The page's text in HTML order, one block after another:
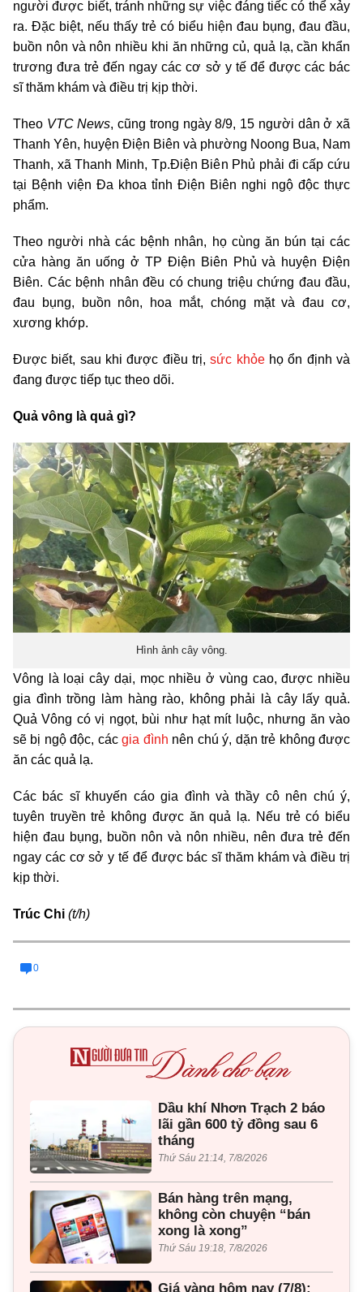
người được biết, tránh những sự việc đáng tiếc có thể xảy
ra. Đặc biệt, nếu thấy trẻ có biểu hiện đau bụng, đau đầu,
buồn nôn và nôn nhiều khi ăn những củ, quả lạ, cần khẩn
trương đưa trẻ đến ngay các cơ sở y tế để được các bác
sĩ thăm khám và điều trị kịp thời.
Theo VTC News, cũng trong ngày 8/9, 15 người dân ở xã
Thanh Yên, huyện Điện Biên và phường Noong Bua, Nam
Thanh, xã Thanh Minh, Tp.Điện Biên Phủ phải đi cấp cứu
tại Bệnh viện Đa khoa tỉnh Điện Biên nghi ngộ độc thực
phẩm.
Theo người nhà các bệnh nhân, họ cùng ăn bún tại các
cửa hàng ăn uống ở TP Điện Biên Phủ và huyện Điện
Biên. Các bệnh nhân đều có chung triệu chứng đau đầu,
đau bụng, buồn nôn, hoa mắt, chóng mặt và đau cơ,
xương khớp.
Được biết, sau khi được điều trị,sức khỏehọ ổn định và
đang được tiếp tục theo dõi.
Quả vông là quả gì?
Hình ảnh cây vông.
Vông là loại cây dại, mọc nhiều ở vùng cao, được nhiều
gia đình trồng làm hàng rào, không phải là cây lấy quả.
Quả Vông có vị ngọt, bùi như hạt mít luộc, nhưng ăn vào
sẽ bị ngộ độc, cácgia đình nên chú ý, dặn trẻ không được
ăn các quả lạ.
Các bác sĩ khuyến cáo gia đình và thầy cô nên chú ý,
tuyên truyền trẻ không được ăn quả lạ. Nếu trẻ có biểu
hiện đau bụng, buồn nôn và nôn nhiều, nên đưa trẻ đến
ngay các cơ sở y tế để được bác sĩ thăm khám và điều trị
kịp thời.
Trúc Chi (t/h)
0
Dầu khí Nhơn Trạch 2 báo
lãi gần 600 tỷ đồng sau 6
tháng
Thứ Sáu 21:14, 7/8/2026
Bán hàng trên mạng,
không còn chuyện “bán
xong là xong”
Thứ Sáu 19:18, 7/8/2026
Giá vàng hôm nay (7/8):